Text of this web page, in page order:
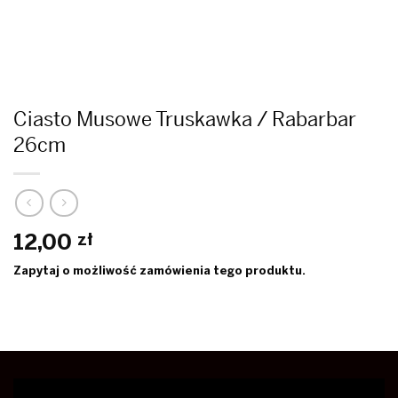
Ciasto Musowe Truskawka / Rabarbar
26cm
12,00 zł
Zapytaj o możliwość zamówienia tego produktu.